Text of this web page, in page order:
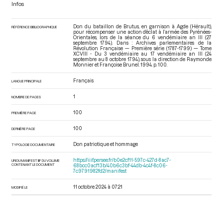
Infos
RÉFÉRENCE BIBLIOGRAPHIQUE
Don du bataillon de Brutus, en garnison à Agde (Hérault),
pour récompenser une action d’éclat à l’armée des Pyrénées-
Orientales, lors de la séance du 6 vendémiaire an III (27
septembre 1794). Dans : Archives parlementaires de la
Révolution Française — Première série (1787-1799) — Tome
XCVIII - Du 3 vendémiaire au 17 vendémiaire an III (24
septembre au 8 octobre 1794), sous la direction de Raymonde
Monnier et Françoise Brunel. 1994. p. 100.
LANGUE PRINCIPALE Français
NOMBRE DE PAGES 1
PREMIÈRE PAGE 100
DERNIÈRE PAGE 100
TYPOLOGIE DOCUMENTAIRE Don patriotique et hommage
URI DU MANIFEST IIIF DU VOLUME
CONTENANT LE DOCUMENT
https://iiif.persee.fr/b0e2cf11-597c-427d-8ac7-
68bcc0acf13b/40b6c3bf-44db-4c4f-8c06-
7c9791982fd2/manifest
MODIFIÉ LE 11 octobre 2024 à 07:21